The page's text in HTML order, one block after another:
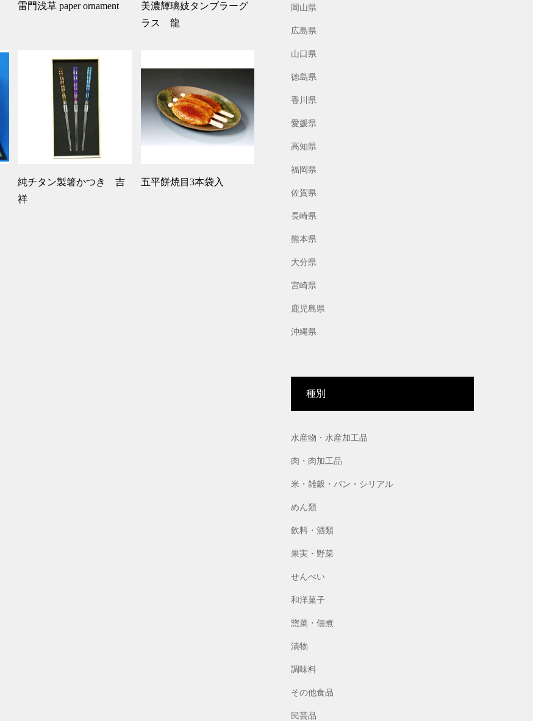
雷門浅草 paper ornament
美濃輝璃妓タンブラーグ
ラス 龍
純チタン製箸かつき 吉
祥
五平餅焼目3本袋入
岡山県
広島県
山口県
徳島県
香川県
愛媛県
高知県
福岡県
佐賀県
長崎県
熊本県
大分県
宮崎県
鹿児島県
沖縄県
種別
水産物・水産加工品
肉・肉加工品
米・雑穀・パン・シリアル
めん類
飲料・酒類
果実・野菜
せんべい
和洋菓子
惣菜・佃煮
漬物
調味料
その他食品
民芸品